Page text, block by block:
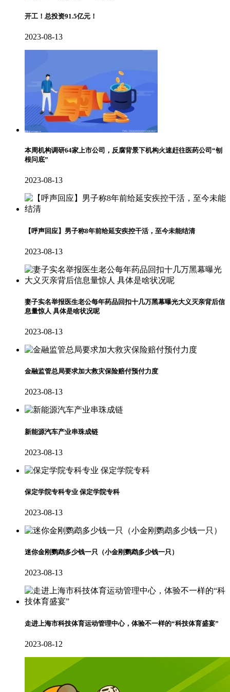
开工！总投资91.5亿元！
2023-08-13
本周机构调研64家上市公司，反腐背景下机构火速赶往医药公司“刨
根问底”
2023-08-13
【呼声回应】男子称8年前给延安疾控干活，至今未能结清
2023-08-13
妻子实名举报医生老公每年药品回扣十几万黑幕曝光大义灭亲背后信
息量惊人 具体是啥状况呢
2023-08-13
金融监管总局要求加大救灾保险赔付预付力度
2023-08-13
新能源汽车产业串珠成链
2023-08-13
保定学院专科专业 保定学院专科
2023-08-13
迷你金刚鹦鹉多少钱一只（小金刚鹦鹉多少钱一只）
2023-08-13
走进上海市科技体育运动管理中心，体验不一样的“科技体育盛宴”
2023-08-12